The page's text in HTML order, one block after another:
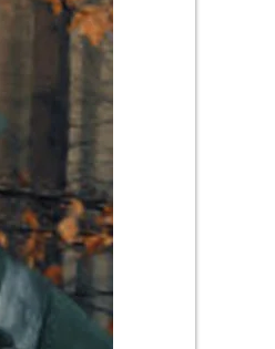
התפילה בעיתונות
החב"דית: ראיון
מאלף בעיתונות